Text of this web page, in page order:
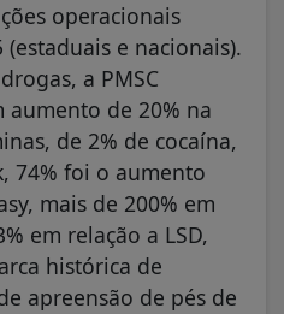
operacionais
e nacionais).
a PMSC
de 20% na
de 2% de cocaína,
74% foi o aumento
mais de 200% em
em relação a LSD,
histórica de
apreensão de pés de